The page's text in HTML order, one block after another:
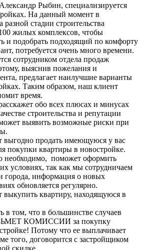
Рыбин, специализируется
На данный момент в
разной стадии строительства
жилых комплексов, чтобы
и подобрать подходящий по комфорту
потребуется очень много времени.
сотрудником отдела продаж
выяснив пожелания и
предлагает наилучшие варианты
Таким образом, наш клиент
время.
обо всех плюсах и минусах
строительства и репутации
выявить возможные риски при
выгодно продать имеющуюся у вас
покупки квартиры в новостройке.
необходимо, поможет оформить
условиях, так как мы сотрудничаем
города, информация о новых
обновляется регулярно.
выкупить квартиру, находящуюся в
в том, что в большинстве случаев
КОМИССИИ за покупку
Потому что ее выплачивает
того, договорится с застройщиком
скидке